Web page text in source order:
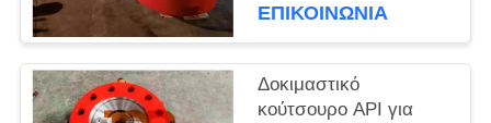
ΕΠΙΚΟΙΝΩΝΊΑ
Δοκιμαστικό
κούτσουρο API για